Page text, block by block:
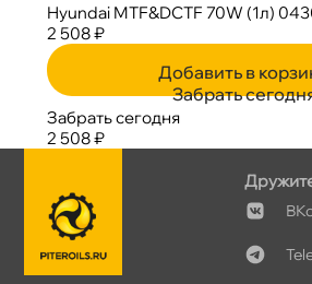
Hyundai MTF&DCTF 70W (1л)
2 508 ₽
Добавить в
Забрать
Забрать сегодня
2 508 ₽